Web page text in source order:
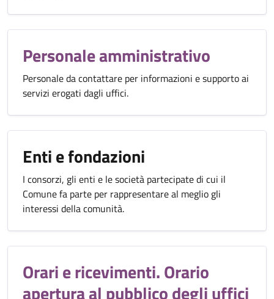
Personale amministrativo
Personale da contattare per informazioni e supporto ai
servizi erogati dagli uffici.
Enti e fondazioni
I consorzi, gli enti e le società partecipate di cui il
Comune fa parte per rappresentare al meglio gli
interessi della comunità.
Orari e ricevimenti. Orario
apertura al pubblico degli uffici